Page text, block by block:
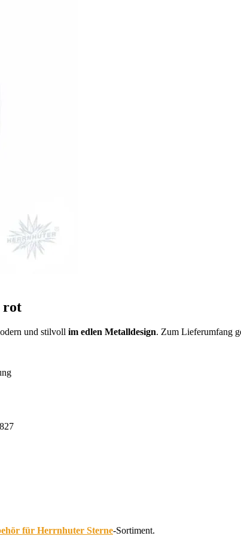
rot
und stilvoll im edlen Metalldesign. Zum Lieferumfang
für Herrnhuter Sterne-Sortiment.